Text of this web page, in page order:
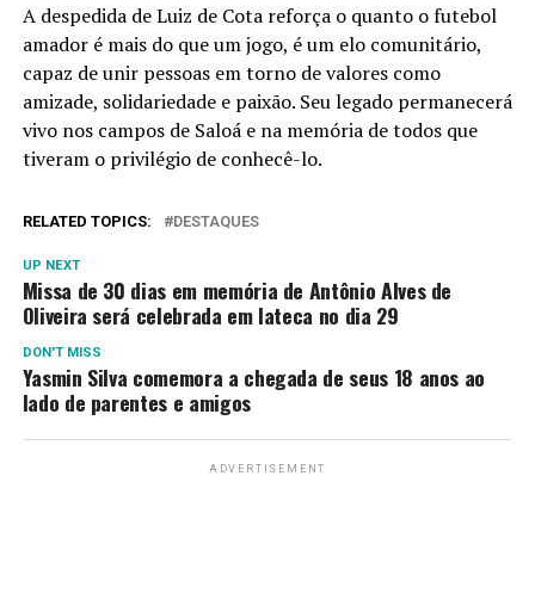
A despedida de Luiz de Cota reforça o quanto o futebol
amador é mais do que um jogo, é um elo comunitário,
capaz de unir pessoas em torno de valores como
amizade, solidariedade e paixão. Seu legado permanecerá
vivo nos campos de Saloá e na memória de todos que
tiveram o privilégio de conhecê-lo.
RELATED TOPICS: DESTAQUES
UP NEXT
Missa de 30 dias em memória de Antônio Alves de
Oliveira será celebrada em Iateca no dia 29
DON'T MISS
Yasmin Silva comemora a chegada de seus 18 anos ao
lado de parentes e amigos
ADVERTISEMENT